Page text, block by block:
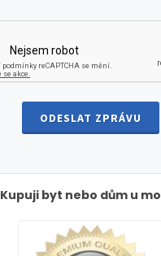
ODESLAT ZPRÁVU
Kupuji byt nebo dům u